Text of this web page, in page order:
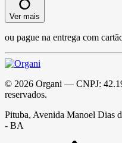
Ver mais
ou pague na entrega com
© 2026 Organi — CNPJ:
reservados.
Pituba, Avenida Manoel Dias
- BA